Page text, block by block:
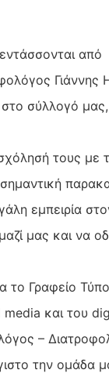
από
στο σύλλογό
τους με
εμπειρία
μας και να
το Γραφείο
media και του
–
την ομάδα